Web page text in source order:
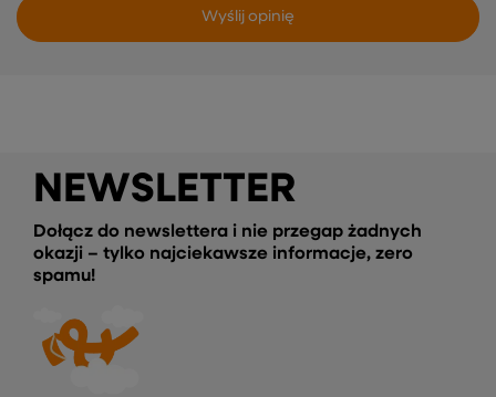
Wyślij opinię
NEWSLETTER
Dołącz do newslettera i nie przegap żadnych
okazji – tylko najciekawsze informacje, zero
spamu!